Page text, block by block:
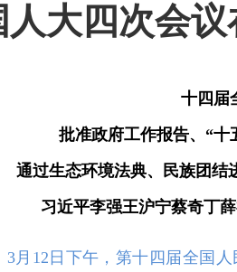
大四次会
十四届
批准政府工作报告、“
通过生态环境法典、民族团结
习近平李强王沪宁蔡奇丁
3月12日下午，第十四届全国